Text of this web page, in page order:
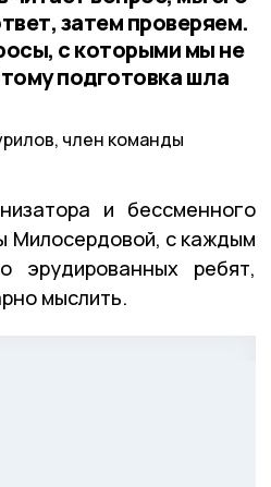
затем проверяем.
с которыми мы не
подготовка шла
член команды
и бессменного
Милосердовой, с каждым
эрудированных ребят,
мыслить.